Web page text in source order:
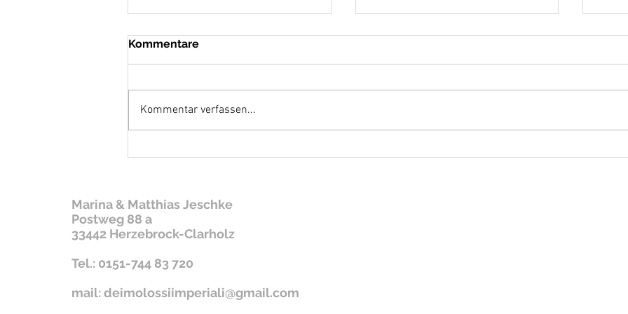
Es ist Zeit... Cujo <3
Kommentare
Kommentar verfassen...
Marina & Matthias Jeschke
Postweg 88 a
33442 Herzebrock-Clarholz
Tel.: 0151-744 83 720
mail: deimolossiimperiali@gmail.com